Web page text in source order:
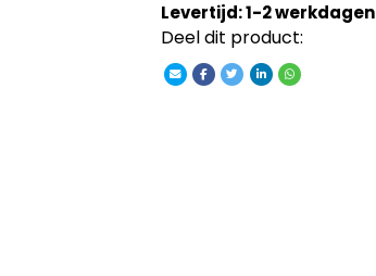
Levertijd: 1-2 werkdagen
Deel dit product: